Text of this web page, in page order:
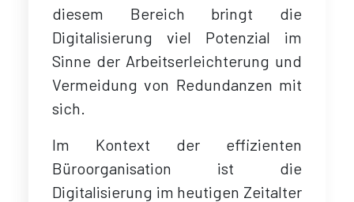
diesem Bereich bringt die
Digitalisierung viel Potenzial im
Sinne der Arbeitserleichterung und
Vermeidung von Redundanzen mit
sich.
Im Kontext der effizienten
Büroorganisation ist die
Digitalisierung im heutigen Zeitalter